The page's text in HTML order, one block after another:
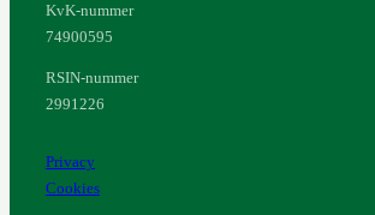
KvK-nummer
74900595
RSIN-nummer
2991226
Privacy
Cookies